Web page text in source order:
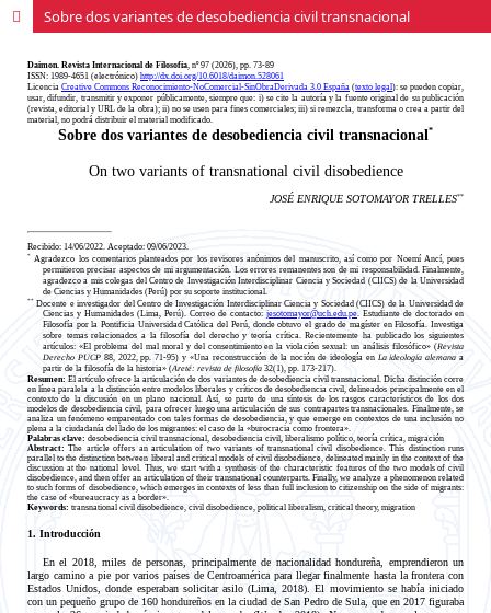
Sobre dos variantes de desobediencia civil transnacional